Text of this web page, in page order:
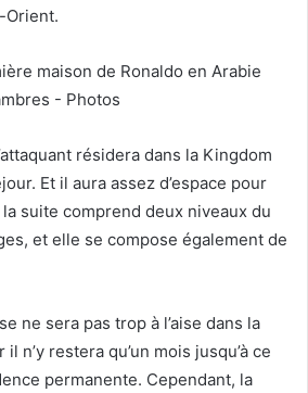
Orient.
résidera dans la Kingdom
Et il aura assez d’espace pour
suite comprend deux niveaux du
et elle se compose également de
ne sera pas trop à l’aise dans la
n’y restera qu’un mois jusqu’à ce
permanente. Cependant, la